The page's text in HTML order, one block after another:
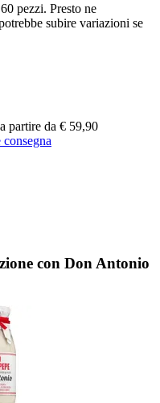
pezzi. Presto ne
subire variazioni se
a partire da € 59,90
con Don Antonio